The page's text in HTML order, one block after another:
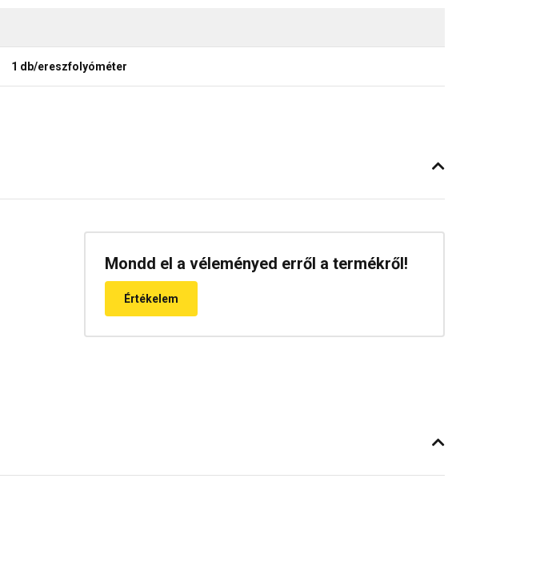
1 db/ereszfolyóméter
Mondd el a véleményed erről a termékről!
Értékelem